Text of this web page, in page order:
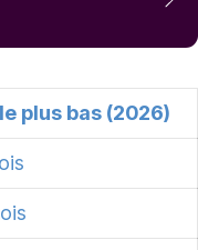
plus bas (2026)